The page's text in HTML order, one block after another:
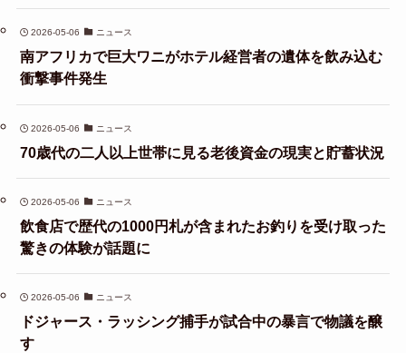
2026-05-06 ニュース
南アフリカで巨大ワニがホテル経営者の遺体を飲み込む
衝撃事件発生
2026-05-06 ニュース
70歳代の二人以上世帯に見る老後資金の現実と貯蓄状況
2026-05-06 ニュース
飲食店で歴代の1000円札が含まれたお釣りを受け取った
驚きの体験が話題に
2026-05-06 ニュース
ドジャース・ラッシング捕手が試合中の暴言で物議を醸
す